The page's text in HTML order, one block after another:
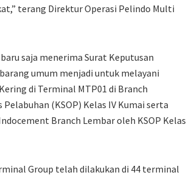
terang Direktur Operasi Pelindo Multi
saja menerima Surat Keputusan
umum menjadi untuk melayani
di Terminal MTP01 di Branch
(KSOP) Kelas IV Kumai serta
Branch Lembar oleh KSOP Kelas
Group telah dilakukan di 44 terminal